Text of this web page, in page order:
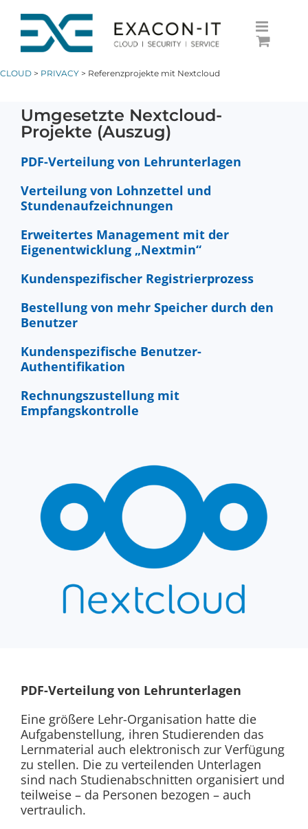
content
CLOUD> PRIVACY> Referenzprojekte mit Nextcloud
Umgesetzte Nextcloud-
Projekte (Auszug)
PDF-Verteilung von Lehrunterlagen
Verteilung von Lohnzettel und
Stundenaufzeichnungen
Erweitertes Management mit der
Eigenentwicklung „Nextmin“
Kundenspezifischer Registrierprozess
Bestellung von mehr Speicher durch den
Benutzer
Kundenspezifische Benutzer-
Authentifikation
Rechnungszustellung mit
Empfangskontrolle
PDF-Verteilung von Lehrunterlagen
Eine größere Lehr-Organisation hatte die
Aufgabenstellung, ihren Studierenden das
Lernmaterial auch elektronisch zur Verfügung
zu stellen. Die zu verteilenden Unterlagen
sind nach Studienabschnitten organisiert und
teilweise – da Personen bezogen – auch
vertraulich.